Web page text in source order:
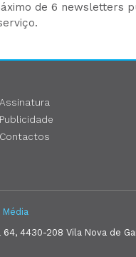
de 6 newsletters
Assinatura
Publicidade
Contactos
Média
4430-208 Vila Nova de